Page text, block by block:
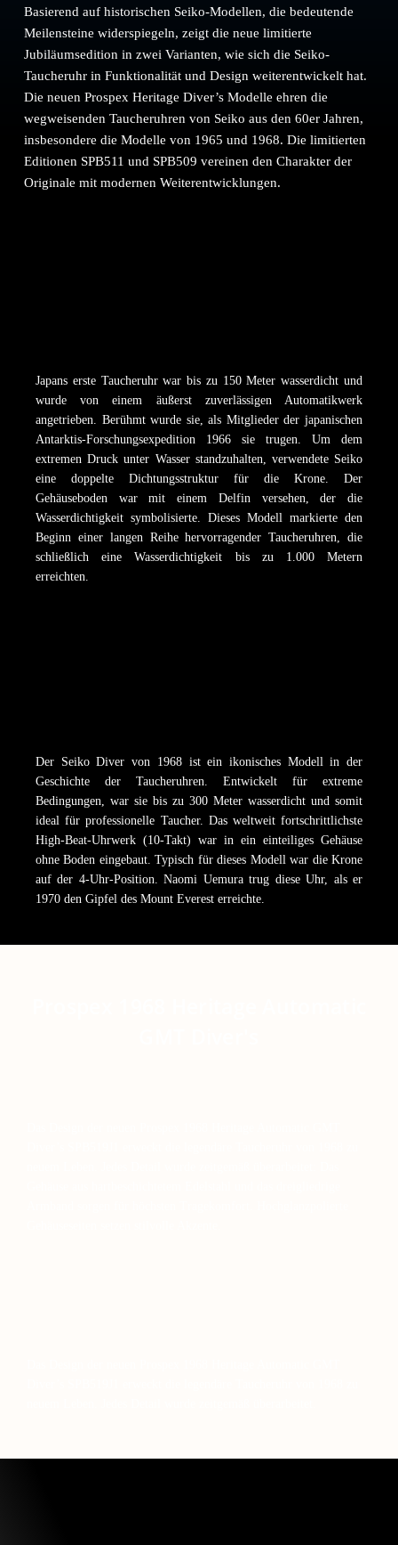
Basierend auf historischen Seiko-Modellen, die bedeutende
Meilensteine widerspiegeln, zeigt die neue limitierte
Jubiläumsedition in zwei Varianten, wie sich die Seiko-
Taucheruhr in Funktionalität und Design weiterentwickelt hat.
Die neuen Prospex Heritage Diver’s Modelle ehren die
wegweisenden Taucheruhren von Seiko aus den 60er Jahren,
insbesondere die Modelle von 1965 und 1968. Die limitierten
Editionen SPB511 und SPB509 vereinen den Charakter der
Originale mit modernen Weiterentwicklungen.
Japans erste Taucheruhr war bis zu 150 Meter wasserdicht und
wurde von einem äußerst zuverlässigen Automatikwerk
angetrieben. Berühmt wurde sie, als Mitglieder der japanischen
Antarktis-Forschungsexpedition 1966 sie trugen. Um dem
extremen Druck unter Wasser standzuhalten, verwendete Seiko
eine doppelte Dichtungsstruktur für die Krone. Der
Gehäuseboden war mit einem Delfin versehen, der die
Wasserdichtigkeit symbolisierte. Dieses Modell markierte den
Beginn einer langen Reihe hervorragender Taucheruhren, die
schließlich eine Wasserdichtigkeit bis zu 1.000 Metern
erreichten.
Der Seiko Diver von 1968 ist ein ikonisches Modell in der
Geschichte der Taucheruhren. Entwickelt für extreme
Bedingungen, war sie bis zu 300 Meter wasserdicht und somit
ideal für professionelle Taucher. Das weltweit fortschrittlichste
High-Beat-Uhrwerk (10-Takt) war in ein einteiliges Gehäuse
ohne Boden eingebaut. Typisch für dieses Modell war die Krone
auf der 4-Uhr-Position. Naomi Uemura trug diese Uhr, als er
1970 den Gipfel des Mount Everest erreichte.